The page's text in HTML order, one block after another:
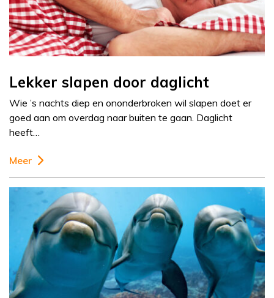
Lekker slapen door daglicht
Wie ’s nachts diep en ononderbroken wil slapen doet er
goed aan om overdag naar buiten te gaan. Daglicht
heeft…
Meer